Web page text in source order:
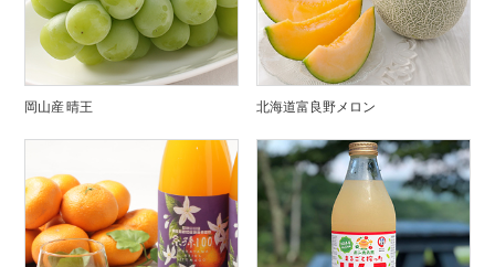
岡山産 晴王 北海道富良野メロン